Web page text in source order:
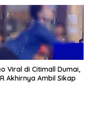
Viral di Citimall Dumai,
Akhirnya Ambil Sikap